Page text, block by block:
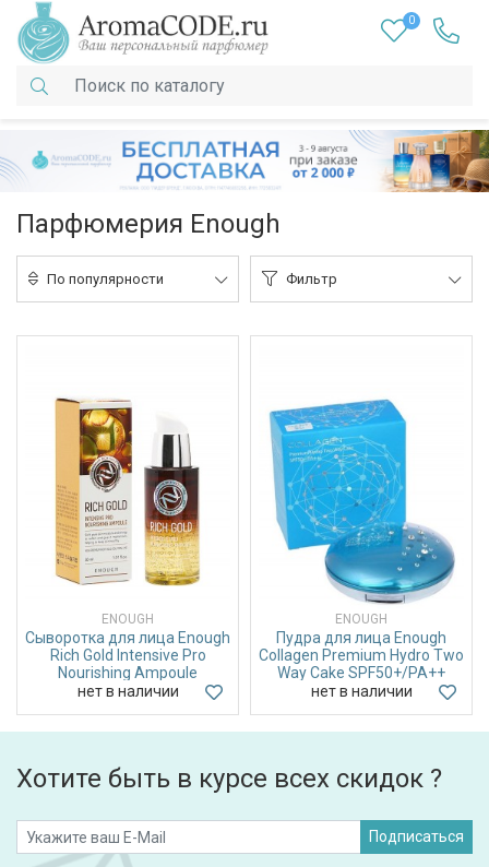
0
Парфюмерия Enough
По популярности Фильтр
ENOUGH
Сыворотка для лица Enough
Rich Gold Intensive Pro
Nourishing Ampoule
нет в наличии
ENOUGH
Пудра для лица Enough
Collagen Premium Hydro Two
Way Cake SPF50+/PA++
нет в наличии
Хотите быть в курсе всех скидок ?
Подписаться